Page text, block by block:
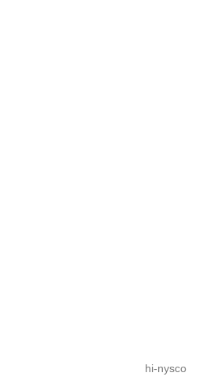
hi-nysco